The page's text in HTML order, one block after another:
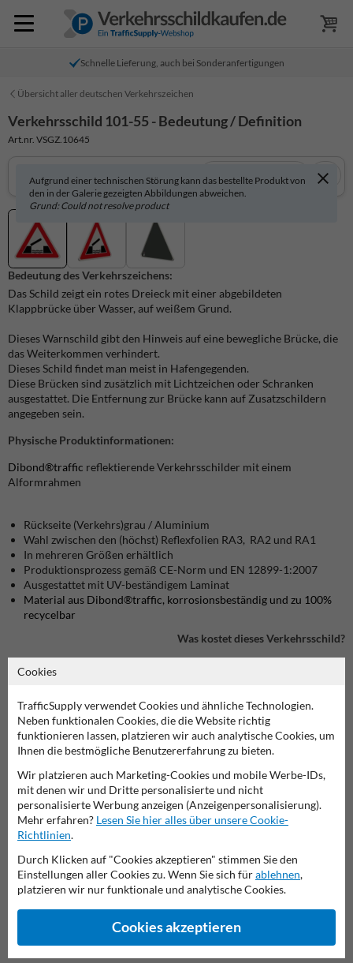
Schnelle Lieferung, auch bei Sonderanfertigungen
Übersicht aller deutschen Verkehrszeichen
Verkehrsschild 101-55
diese Informationen ausdrucken
Übersicht der offiziellen Verkehrsschilder
Verkehrsschildkaufen.de
Verkehrsschild 101-55 - Bedeutung / Definition
Art.nr. VSGZ.10645
Aufgrund einer technischen Störung kann das bestellte Produkt von
den in der Galerie gezeigten Abbildungen abweichen.
Grund: Could not resolve product
In 3D anzeigen
Bedeutung des Verkehrszeichens:
Das Schild zeigt ein rotes Dreieck mit einer abgebildeten
Klappbrücke über Wasser, auf weißem Grund.
Dieses Warnschild gibt den Hinweis auf eine bewegliche Brücke, die
das Weiterkommen verhindert.
Dieses Schild findet man meist in Hafengegenden.
Diese Brücken sind zusätzlich mit Lichtzeichen oder Schranken
ausgestattet. Die Entfernung zur Brücke kann auf Zusatzschildern
angegeben sein.
Physische Produktinformationen:
Dibond®traffic reflektierende Verkehrsschilder mit einem
Alformrahmen
Rückseite (Verkehrs)grau / Aluminium
Wahl zwischen den (höchst) Reflexfolien RA3, RA2 und RA1
In mehreren Größen erhältlich
Produktionsprozess gemäß CE-Norm und EN 12899-1:2007
Ausgestattet mit UV-beständigem Laminat
Material aus Dibond®traffic, korrosionsbeständig und zu 100%
recycelbar
Was kostet dieses Verkehrsschild?
Cookies
TrafficSupply verwendet Cookies und ähnliche Technologien.
Neben funktionalen Cookies, die die Website richtig
funktionieren lassen, platzieren wir auch analytische Cookies, um
Ihnen die bestmögliche Benutzererfahrung zu bieten.
Wir platzieren auch Marketing-Cookies und mobile Werbe-IDs,
mit denen wir und Dritte personalisierte und nicht
personalisierte Werbung anzeigen (Anzeigenpersonalisierung).
Mehr erfahren? Lesen Sie hier alles über unsere Cookie-
Richtlinien.
Durch Klicken auf "Cookies akzeptieren" stimmen Sie den
Einstellungen aller Cookies zu. Wenn Sie sich fürablehnen,
platzieren wir nur funktionale und analytische Cookies.
Cookies akzeptieren